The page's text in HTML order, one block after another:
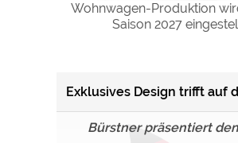
Wohnwagen-Produktion
Saison 2027
Exklusives Design trifft auf
Bürstner präsentiert